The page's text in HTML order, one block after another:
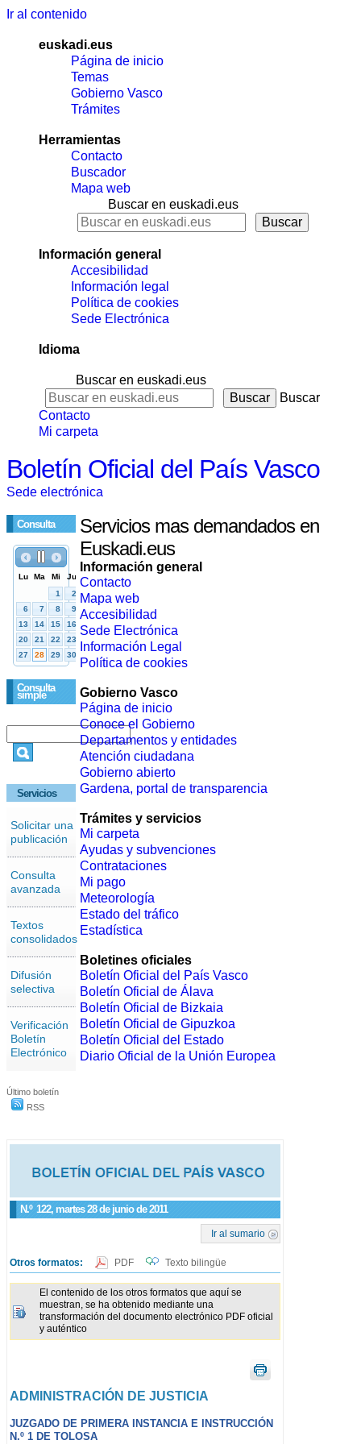
Ir al contenido
euskadi.eus
Página de inicio
Temas
Gobierno Vasco
Trámites
Herramientas
Contacto
Buscador
Mapa web
Buscar en euskadi.eus
Información general
Accesibilidad
Información legal
Política de cookies
Sede Electrónica
Idioma
Buscar en euskadi.eus
Buscar
Contacto
Mi carpeta
Boletín Oficial del País Vasco
Sede electrónica
Consulta
Consulta
simple
Servicios
Solicitar una
publicación
Consulta
avanzada
Textos
consolidados
Difusión
selectiva
Verificación
Boletín
Electrónico
Último boletín
RSS
N.º 122, martes 28 de junio de 2011
Ir al sumario
Otros formatos: PDF Texto bilingüe
El contenido de los otros formatos que aquí se
muestran, se ha obtenido mediante una
transformación del documento electrónico PDF oficial
y auténtico
ADMINISTRACIÓN DE JUSTICIA
JUZGADO DE PRIMERA INSTANCIA E INSTRUCCIÓN
N.º 1 DE TOLOSA
Servicios mas demandados en
Euskadi.eus
Información general
Contacto
Mapa web
Accesibilidad
Sede Electrónica
Información Legal
Política de cookies
Gobierno Vasco
Página de inicio
Conoce el Gobierno
Departamentos y entidades
Atención ciudadana
Gobierno abierto
Gardena, portal de transparencia
Trámites y servicios
Mi carpeta
Ayudas y subvenciones
Contrataciones
Mi pago
Meteorología
Estado del tráfico
Estadística
Boletines oficiales
Boletín Oficial del País Vasco
Boletín Oficial de Álava
Boletín Oficial de Bizkaia
Boletín Oficial de Gipuzkoa
Boletín Oficial del Estado
Diario Oficial de la Unión Europea